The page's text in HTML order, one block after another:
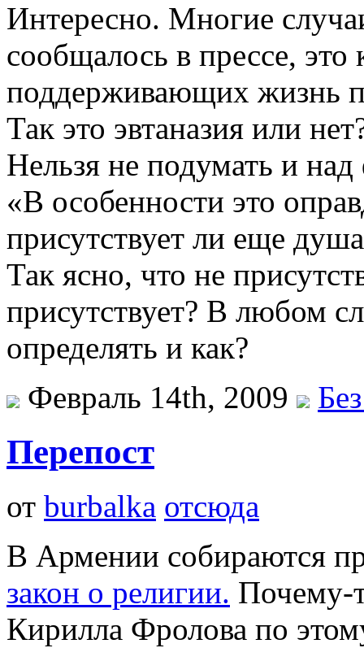
Интересно. Многие
сообщалось в прессе, это
поддерживающих жизнь
Так это эвтаназия или
Нельзя не подумать и
«В особенности это
присутствует ли еще
Так ясно, что не
присутствует? В любом
определять и как?
Февраль 14th, 2009
Перепост
от burbalka отсюда
В Армении собираются
закон о религии. Почему-
Кирилла Фролова по